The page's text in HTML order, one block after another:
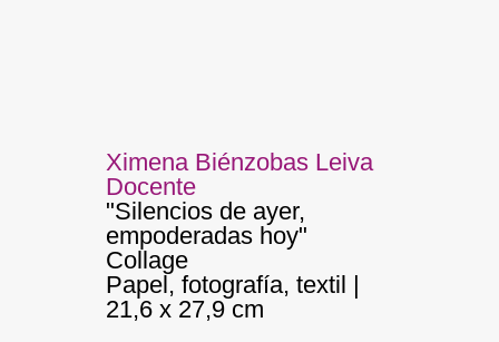
Ximena Biénzobas Leiva
Docente
"Silencios de ayer,
empoderadas hoy"
Collage
Papel, fotografía, textil |
21,6 x 27,9 cm